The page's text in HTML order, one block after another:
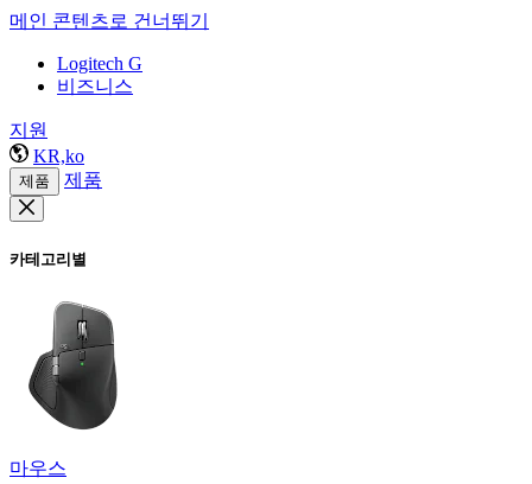
메인 콘텐츠로 건너뛰기
Logitech G
비즈니스
지원
KR,ko
제품 제품
카테고리별
마우스